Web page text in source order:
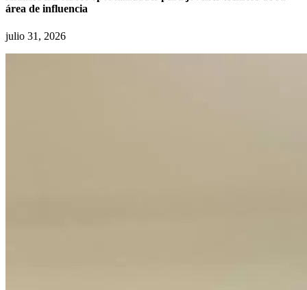
área de influencia
julio 31, 2026